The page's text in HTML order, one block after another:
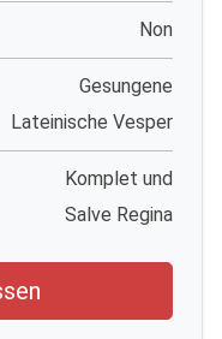
Non
Gesungene
Lateinische Vesper
Komplet und
Salve Regina